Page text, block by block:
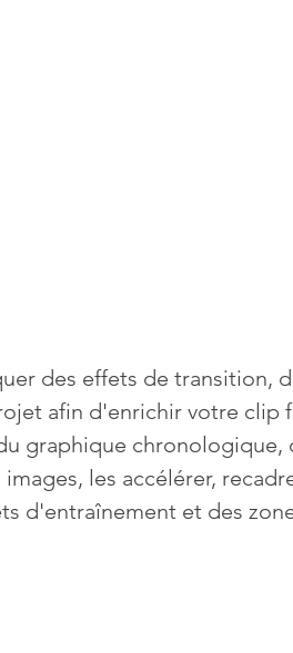
des effets de transition,
afin d'enrichir votre clip
graphique chronologique,
les accélérer,
d'entraînement et des